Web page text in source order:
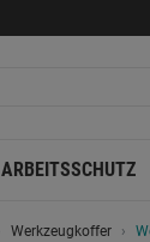
ARBEITSSCHUTZ
Werkzeugkoffer